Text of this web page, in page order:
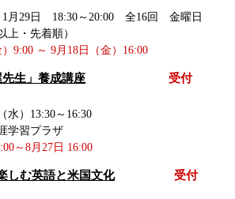
1月29日 18:30～20:00 全16回 金曜日
上・先着順）
9:00 ～ 9月18日（金）16:00
生」養成講座
受付
水）13:30～16:30
学習プラザ
～8月27日 16:00
しむ英語と米国文化
受付